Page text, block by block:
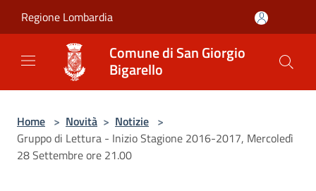
Regione Lombardia
Comune di San Giorgio
Bigarello
Home > Novità > Notizie >
Gruppo di Lettura - Inizio Stagione 2016-2017, Mercoledì
28 Settembre ore 21.00